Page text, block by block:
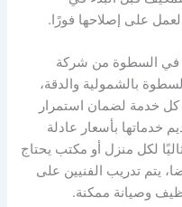
على إصلاحها فورًا.
في السطوة من شركة
بالشمولية والدقة،
كل خدمة لضمان استمرار
خدماتها بأسعار عادلة
لكل منزل أو مكتب يحتاج
يتم تدريب الفنيين على
وصيانة ممكنة.